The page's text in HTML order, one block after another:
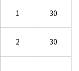
1 30
2 30